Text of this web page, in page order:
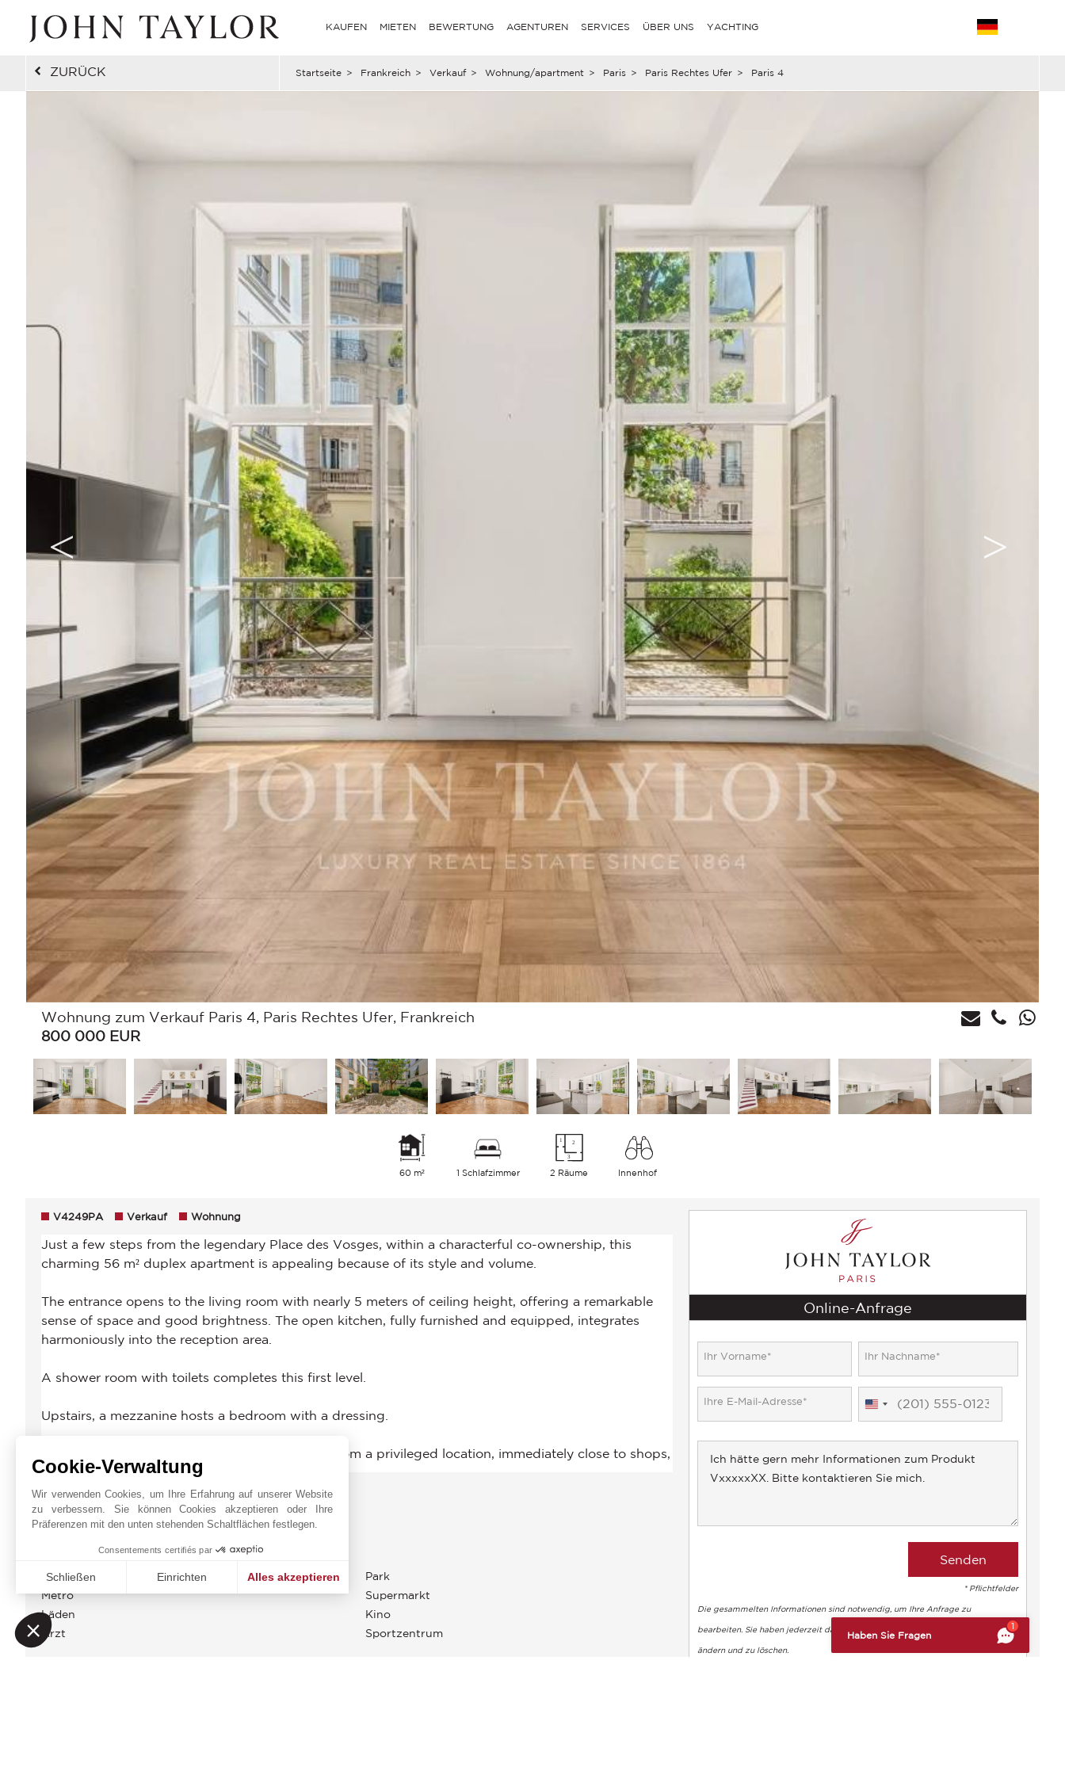
KAUFEN MIETEN BEWERTUNG AGENTUREN SERVICES ÜBER UNS YACHTING
ZURÜCK Startseite > Frankreich > Verkauf > Wohnung/apartment > Paris > Paris Rechtes Ufer > Paris 4
Wohnung zum Verkauf Paris 4, Paris Rechtes Ufer, Frankreich
800 000 EUR
60 m² 1 Schlafzimmer 2 Räume Innenhof
V4249PA Verkauf Wohnung
ENERGIEDIAGNOSE
UMGEBUNG
Bus
Metro
Läden
Arzt
Park
Supermarkt
Kino
Sportzentrum
Online-Anfrage
United
* Pflichtfelder
Die gesammelten Informationen sind notwendig, um Ihre Anfrage zu
bearbeiten. Sie haben jederzeit das Recht, auf Ihre Daten zuzugreifen, sie zu
ändern und zu löschen.
Haben Sie Fragen
1
Cookie-Verwaltung
Wir verwenden Cookies, um Ihre Erfahrung auf unserer Website
zu verbessern. Sie können Cookies akzeptieren oder Ihre
Präferenzen mit den unten stehenden Schaltflächen festlegen.
Consentements certifiés par
Schließen Einrichten Alles akzeptieren
Axeptio consent
Einwilligungsmanagementplattform: Passen Sie Ihre Optionen an
Unsere Plattform ermöglicht es Ihnen, Ihre Datenschutzeinstellungen individuell zu gestalten und zu verwalten, um die Einhaltung der Vorschriften zu gewährleisten. Passen Sie Ihre